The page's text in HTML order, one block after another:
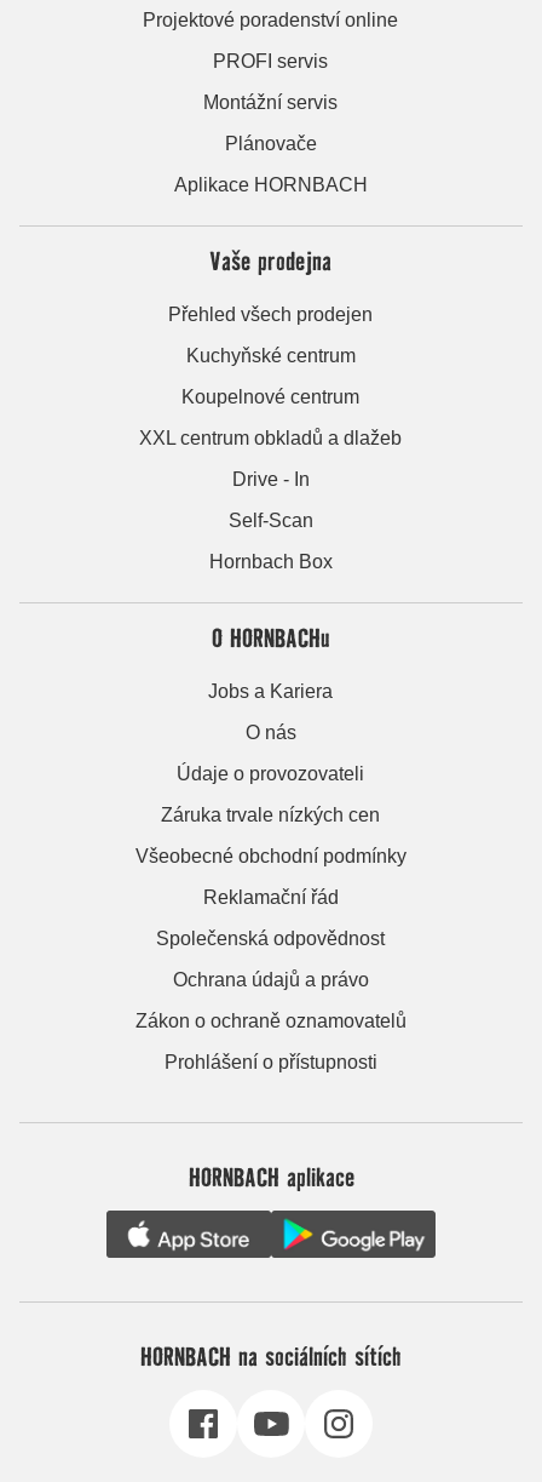
Projektové poradenství online
PROFI servis
Montážní servis
Plánovače
Aplikace HORNBACH
Vaše prodejna
Přehled všech prodejen
Kuchyňské centrum
Koupelnové centrum
XXL centrum obkladů a dlažeb
Drive - In
Self-Scan
Hornbach Box
O HORNBACHu
Jobs a Kariera
O nás
Údaje o provozovateli
Záruka trvale nízkých cen
Všeobecné obchodní podmínky
Reklamační řád
Společenská odpovědnost
Ochrana údajů a právo
Zákon o ochraně oznamovatelů
Prohlášení o přístupnosti
HORNBACH aplikace
HORNBACH na sociálních sítích